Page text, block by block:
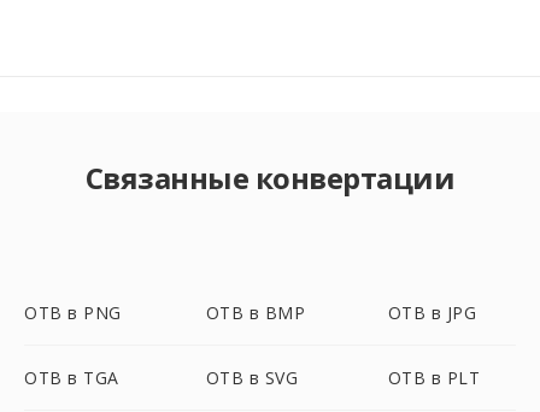
Связанные конвертации
OTB в PNG OTB в BMP OTB в JPG
OTB в TGA OTB в SVG OTB в PLT